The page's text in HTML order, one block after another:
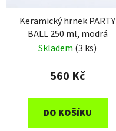
Keramický hrnek PARTY
BALL 250 ml, modrá
Skladem (3 ks)
560 Kč
DO KOŠÍKU